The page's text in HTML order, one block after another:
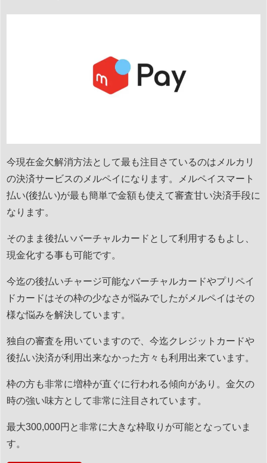
今現在金欠解消方法として最も注目さているのはメルカリ
の決済サービスのメルペイになります。メルペイスマート
払い(後払い)が最も簡単で金額も使えて審査甘い決済手段に
なります。
そのまま後払いバーチャルカードとして利用するもよし、
現金化する事も可能です。
今迄の後払いチャージ可能なバーチャルカードやプリペイ
ドカードはその枠の少なさが悩みでしたがメルペイはその
様な悩みを解決しています。
独自の審査を用いていますので、今迄クレジットカードや
後払い決済が利用出来なかった方々も利用出来ています。
枠の方も非常に増枠が直ぐに行われる傾向があり。金欠の
時の強い味方として非常に注目されています。
最大300,000円と非常に大きな枠取りが可能となっていま
す。